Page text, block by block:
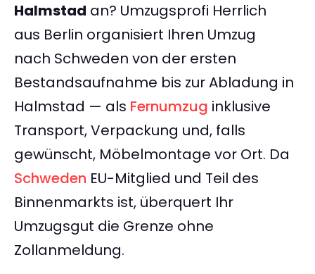
Halmstad an? Umzugsprofi Herrlich
aus Berlin organisiert Ihren Umzug
nach Schweden von der ersten
Bestandsaufnahme bis zur Abladung in
Halmstad — als Fernumzug inklusive
Transport, Verpackung und, falls
gewünscht, Möbelmontage vor Ort. Da
Schweden EU-Mitglied und Teil des
Binnenmarkts ist, überquert Ihr
Umzugsgut die Grenze ohne
Zollanmeldung.